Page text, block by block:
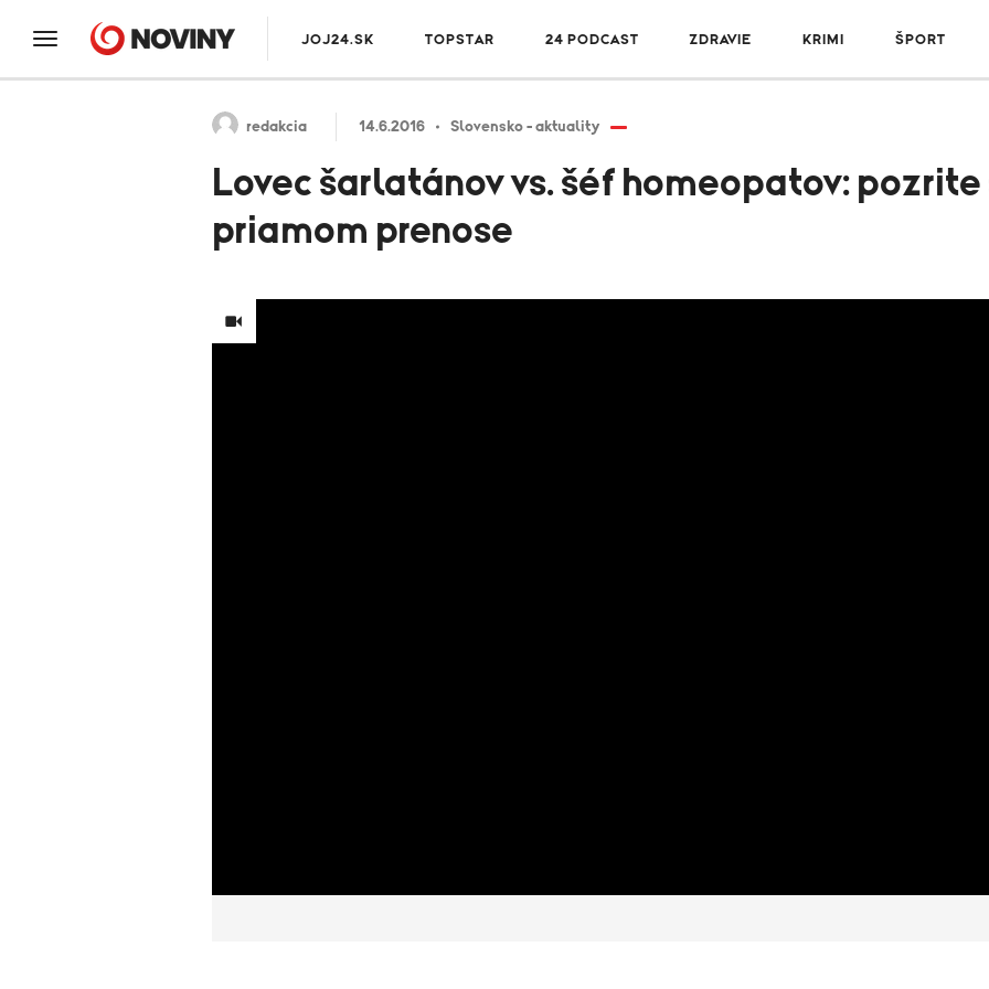
JOJ24.SK TOPSTAR 24 PODCAST ZDRAVIE KRIMI ŠPORT
redakcia 14.6.2016 Slovensko - aktuality
Lovec šarlatánov vs. šéf homeopatov: pozrite
priamom prenose